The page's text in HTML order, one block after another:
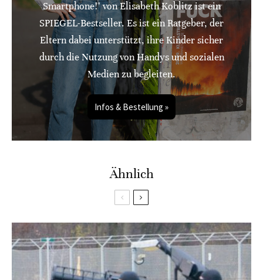
Smartphone!" von Elisabeth Koblitz ist ein
SPIEGEL-Bestseller. Es ist ein Ratgeber, der
Eltern dabei unterstützt, ihre Kinder sicher
durch die Nutzung von Handys und sozialen
Medien zu begleiten.
Infos & Bestellung »
Ähnlich